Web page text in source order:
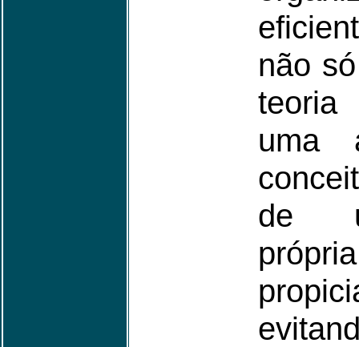
não
uma
de